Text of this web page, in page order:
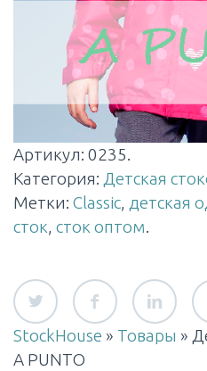
Артикул: 0235.
Категория: Детская
Метки: Classic, детская
сток, сток оптом.
StockHouse » Товары »
A PUNTO